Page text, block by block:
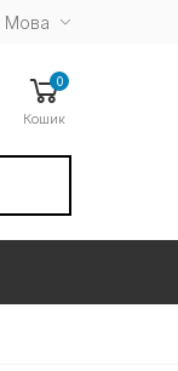
Мова
0
Кошик